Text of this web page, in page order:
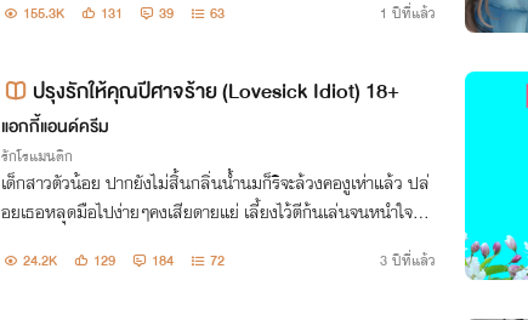
155.3K 131 39 63 1 ปีที่แล้ว
ปรุงรักให้คุณปีศาจร้าย (Lovesick Idiot) 18+
แอกกี้แอนด์ครีม
รักโรแมนติก
เด็กสาวตัวน้อย ปากยังไม่สิ้นกลิ่นน้ำนมก็ริจะล้วงคองูเห่าแล้ว ปล่
อยเธอหลุดมือไปง่ายๆคงเสียดายแย่ เลี้ยงไว้ตีก้นเล่นจนหนำใจก่อ
องแบ้วก็ตาม
24.2K 129 184 72 3 ปีที่แล้ว